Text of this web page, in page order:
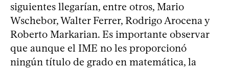
siguientes llegarían, entre otros, Mario
Wschebor, Walter Ferrer, Rodrigo Arocena y
Roberto Markarian. Es importante observar
que aunque el IME no les proporcionó
ningún título de grado en matemática, la